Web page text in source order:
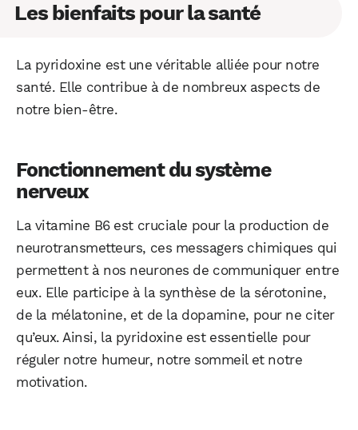
Les bienfaits pour la santé
La pyridoxine est une véritable alliée pour notre
santé. Elle contribue à de nombreux aspects de
notre bien-être.
Fonctionnement du système
nerveux
La vitamine B6 est cruciale pour la production de
neurotransmetteurs, ces messagers chimiques qui
permettent à nos neurones de communiquer entre
eux. Elle participe à la synthèse de la sérotonine,
de la mélatonine, et de la dopamine, pour ne citer
qu’eux. Ainsi, la pyridoxine est essentielle pour
réguler notre humeur, notre sommeil et notre
motivation.